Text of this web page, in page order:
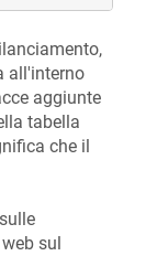
all'interno
aggiunte
tabella
che il
sulle
sul